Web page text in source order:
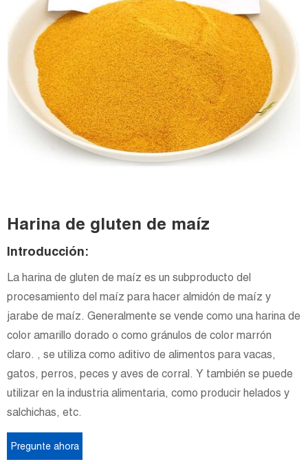
Harina de gluten de maíz
Introducción:
La harina de gluten de maíz es un subproducto del
procesamiento del maíz para hacer almidón de maíz y
jarabe de maíz. Generalmente se vende como una harina de
color amarillo dorado o como gránulos de color marrón
claro. , se utiliza como aditivo de alimentos para vacas,
gatos, perros, peces y aves de corral. Y también se puede
utilizar en la industria alimentaria, como producir helados y
salchichas, etc.
Pregunte ahora